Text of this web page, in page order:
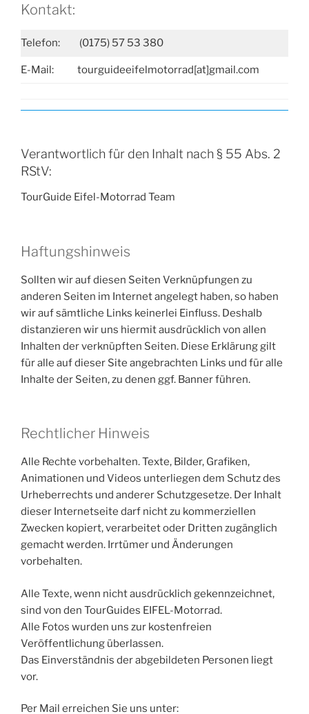
Kontakt:
Telefon: (0175) 57 53 380
E-Mail: tourguideeifelmotorrad[at]gmail.com
Verantwortlich für den Inhalt nach § 55 Abs. 2
RStV:
TourGuide Eifel-Motorrad Team
Haftungshinweis
Sollten wir auf diesen Seiten Verknüpfungen zu
anderen Seiten im Internet angelegt haben, so haben
wir auf sämtliche Links keinerlei Einfluss. Deshalb
distanzieren wir uns hiermit ausdrücklich von allen
Inhalten der verknüpften Seiten. Diese Erklärung gilt
für alle auf dieser Site angebrachten Links und für alle
Inhalte der Seiten, zu denen ggf. Banner führen.
Rechtlicher Hinweis
Alle Rechte vorbehalten. Texte, Bilder, Grafiken,
Animationen und Videos unterliegen dem Schutz des
Urheberrechts und anderer Schutzgesetze. Der Inhalt
dieser Internetseite darf nicht zu kommerziellen
Zwecken kopiert, verarbeitet oder Dritten zugänglich
gemacht werden. Irrtümer und Änderungen
vorbehalten.
Alle Texte, wenn nicht ausdrücklich gekennzeichnet,
sind von den TourGuides EIFEL-Motorrad.
Alle Fotos wurden uns zur kostenfreien
Veröffentlichung überlassen.
Das Einverständnis der abgebildeten Personen liegt
vor.
Per Mail erreichen Sie uns unter: